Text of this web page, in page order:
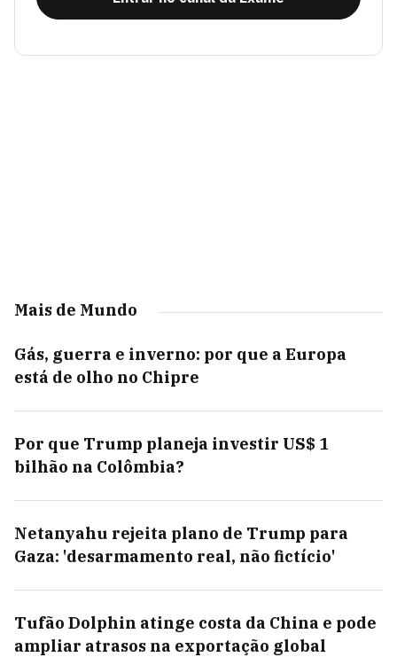
Mais de Mundo
Gás, guerra e inverno: por que a Europa
está de olho no Chipre
Por que Trump planeja investir US$ 1
bilhão na Colômbia?
Netanyahu rejeita plano de Trump para
Gaza: 'desarmamento real, não fictício'
Tufão Dolphin atinge costa da China e pode
ampliar atrasos na exportação global